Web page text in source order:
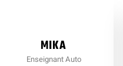
MIKA
Enseignant Auto